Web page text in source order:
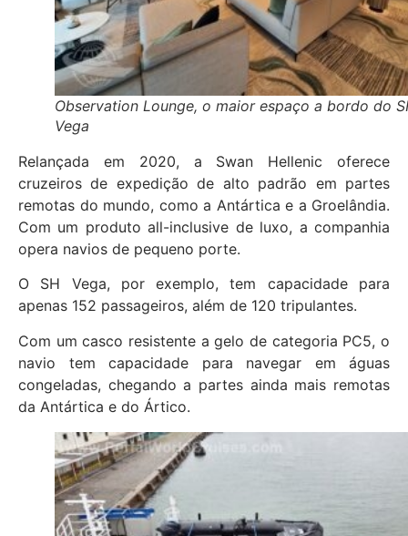
Observation Lounge, o maior espaço a bordo do
Vega
Relançada em 2020, a Swan Hellenic oferece
cruzeiros de expedição de alto padrão em partes
remotas do mundo, como a Antártica e a Groelândia.
Com um produto all-inclusive de luxo, a companhia
opera navios de pequeno porte.
O SH Vega, por exemplo, tem capacidade para
apenas 152 passageiros, além de 120 tripulantes.
Com um casco resistente a gelo de categoria PC5, o
navio tem capacidade para navegar em águas
congeladas, chegando a partes ainda mais remotas
da Antártica e do Ártico.